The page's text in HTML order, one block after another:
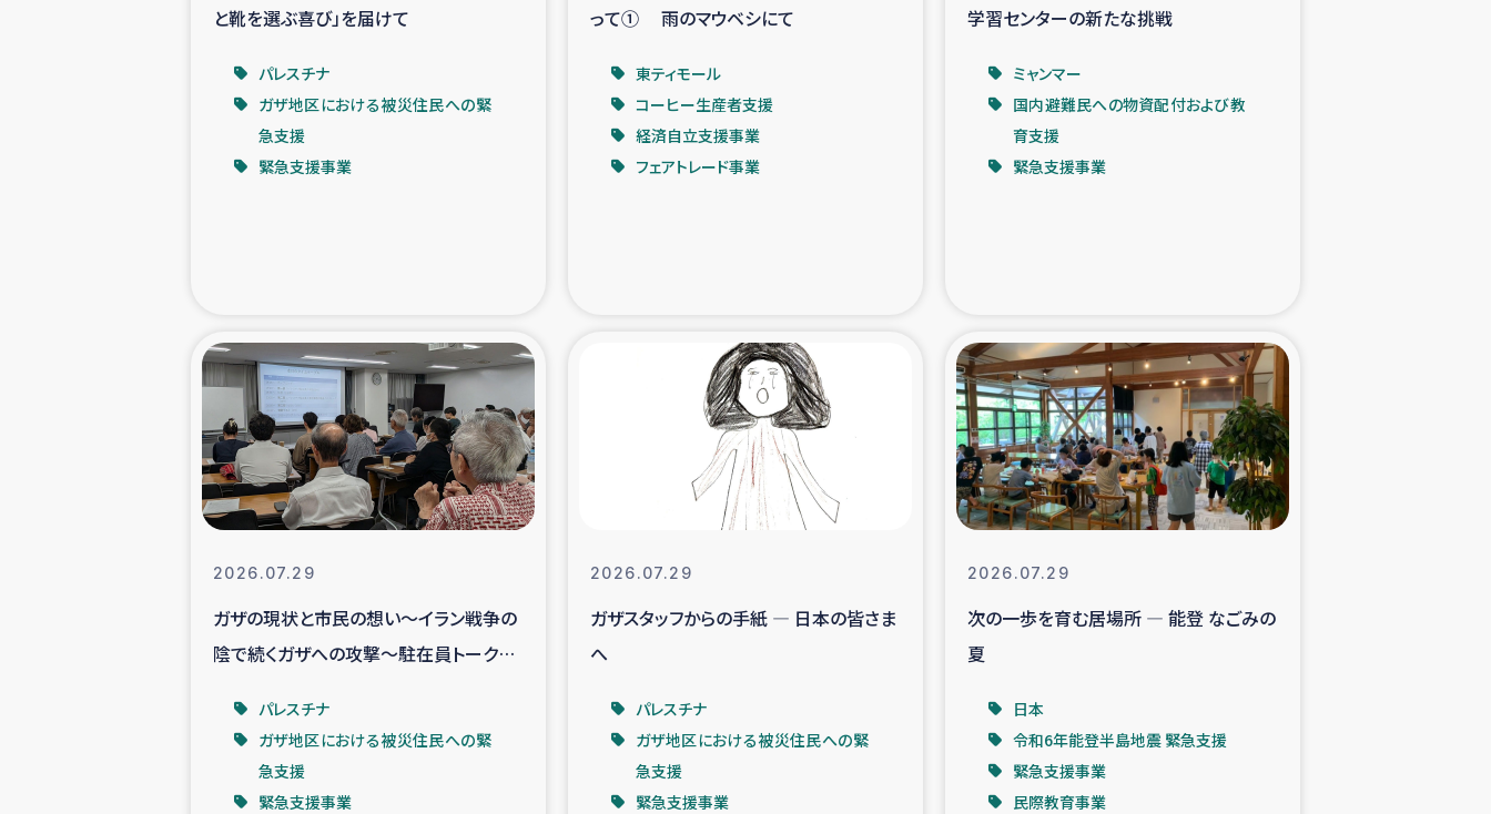
タイ国境ミャンマー移民子ども支援 漁民によるマングローブ植林活動
レバノンでのシリア難民への食糧・越冬支援 レバノンにおける緊急支援
石巻市街地在宅被災者支援 復興応援隊の活動
仮設住宅生活支援・農業復興支援 漁業復興支援
インターン・ボランティア日誌 経済自立支援事業
ガザ空爆被災者への食料支援と農家生産支援
ガザ地区における羊の畜産支援 ガザ地区での公園の緑化を通じた支援事業
ふりかけ普及と食生活改善による栄養改善事業 フェアトレード事業
と靴を選ぶ喜び」を届けて
パレスチナ
ガザ地区における被災住民への緊
急支援
緊急支援事業
って① 雨のマウベシにて
東ティモール
コーヒー生産者支援
経済自立支援事業
フェアトレード事業
学習センターの新たな挑戦
ミャンマー
国内避難民への物資配付および教
育支援
緊急支援事業
2026.07.29
ガザの現状と市民の想い～イラン戦争の
陰で続くガザへの攻撃～駐在員トークイ
パレスチナ
ガザ地区における被災住民への緊
急支援
緊急支援事業
2026.07.29
ガザスタッフからの手紙 ― 日本の皆さま
へ
パレスチナ
ガザ地区における被災住民への緊
急支援
緊急支援事業
2026.07.29
次の一歩を育む居場所 ― 能登 なごみの
夏
日本
令和6年能登半島地震 緊急支援
緊急支援事業
民際教育事業